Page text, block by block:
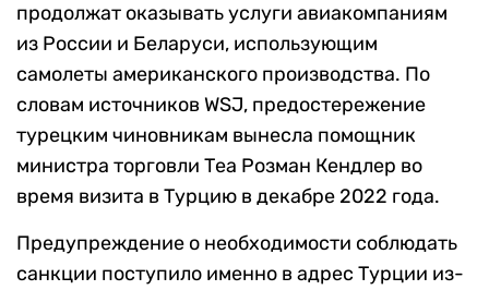
продолжат оказывать услуги авиакомпаниям
из России и Беларуси, использующим
самолеты американского производства. По
словам источников WSJ, предостережение
турецким чиновникам вынесла помощник
министра торговли Теа Розман Кендлер во
время визита в Турцию в декабре 2022 года.
Предупреждение о необходимости соблюдать
санкции поступило именно в адрес Турции из-